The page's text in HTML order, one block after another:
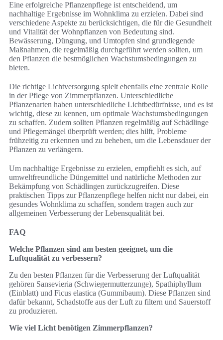
Eine erfolgreiche Pflanzenpflege ist entscheidend, um
nachhaltige Ergebnisse im Wohnklima zu erzielen. Dabei sind
verschiedene Aspekte zu berücksichtigen, die für die Gesundheit
und Vitalität der Wohnpflanzen von Bedeutung sind.
Bewässerung, Düngung, und Umtopfen sind grundlegende
Maßnahmen, die regelmäßig durchgeführt werden sollten, um
den Pflanzen die bestmöglichen Wachstumsbedingungen zu
bieten.
Die richtige Lichtversorgung spielt ebenfalls eine zentrale Rolle
in der Pflege von Zimmerpflanzen. Unterschiedliche
Pflanzenarten haben unterschiedliche Lichtbedürfnisse, und es ist
wichtig, diese zu kennen, um optimale Wachstumsbedingungen
zu schaffen. Zudem sollten Pflanzen regelmäßig auf Schädlinge
und Pflegemängel überprüft werden; dies hilft, Probleme
frühzeitig zu erkennen und zu beheben, um die Lebensdauer der
Pflanzen zu verlängern.
Um nachhaltige Ergebnisse zu erzielen, empfiehlt es sich, auf
umweltfreundliche Düngemittel und natürliche Methoden zur
Bekämpfung von Schädlingen zurückzugreifen. Diese
praktischen Tipps zur Pflanzenpflege helfen nicht nur dabei, ein
gesundes Wohnklima zu schaffen, sondern tragen auch zur
allgemeinen Verbesserung der Lebensqualität bei.
FAQ
Welche Pflanzen sind am besten geeignet, um die
Luftqualität zu verbessern?
Zu den besten Pflanzen für die Verbesserung der Luftqualität
gehören Sansevieria (Schwiegermutterzunge), Spathiphyllum
(Einblatt) und Ficus elastica (Gummibaum). Diese Pflanzen sind
dafür bekannt, Schadstoffe aus der Luft zu filtern und Sauerstoff
zu produzieren.
Wie viel Licht benötigen Zimmerpflanzen?